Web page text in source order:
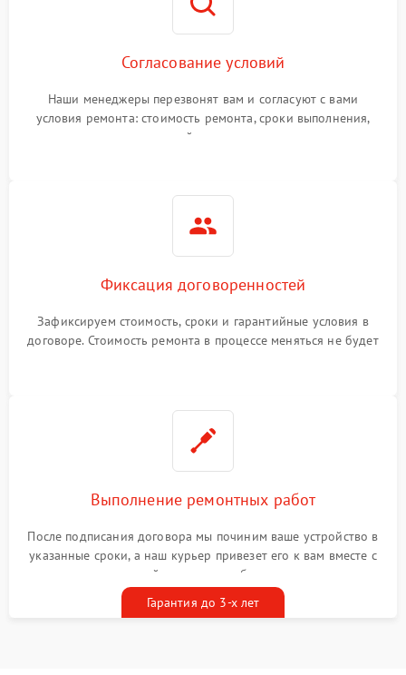
Согласование условий
Наши менеджеры перезвонят вам и согласуют с вами
условия ремонта: стоимость ремонта, сроки выполнения,
гарантийные условия
Фиксация договоренностей
Зафиксируем стоимость, сроки и гарантийные условия в
договоре. Стоимость ремонта в процессе меняться не будет
Выполнение ремонтных работ
После подписания договора мы починим ваше устройство в
указанные сроки, а наш курьер привезет его к вам вместе с
гарантийным талоном бесплатно
Гарантия до 3-х лет